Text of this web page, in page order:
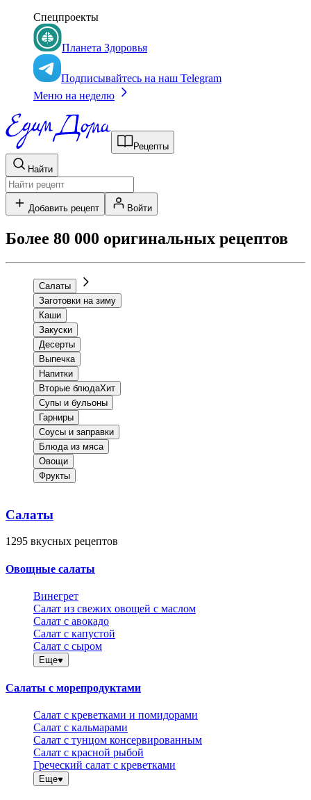
Спецпроекты
Планета Здоровья
Подписывайтесь на наш Telegram
Меню на неделю
Рецепты
Найти
Добавить рецепт Войти
Более 80 000 оригинальных рецептов
Салаты
Заготовки на зиму
Каши
Закуски
Десерты
Выпечка
Напитки
Вторые блюдаХит
Супы и бульоны
Гарниры
Соусы и заправки
Блюда из мяса
Овощи
Фрукты
Салаты
1295 вкусных рецептов
Овощные салаты
Винегрет
Салат из свежих овощей с маслом
Салат с авокадо
Салат с капустой
Салат с сыром
Еще
Салаты с морепродуктами
Салат с креветками и помидорами
Салат с кальмарами
Салат с тунцом консервированным
Салат с красной рыбой
Греческий салат с креветками
Еще